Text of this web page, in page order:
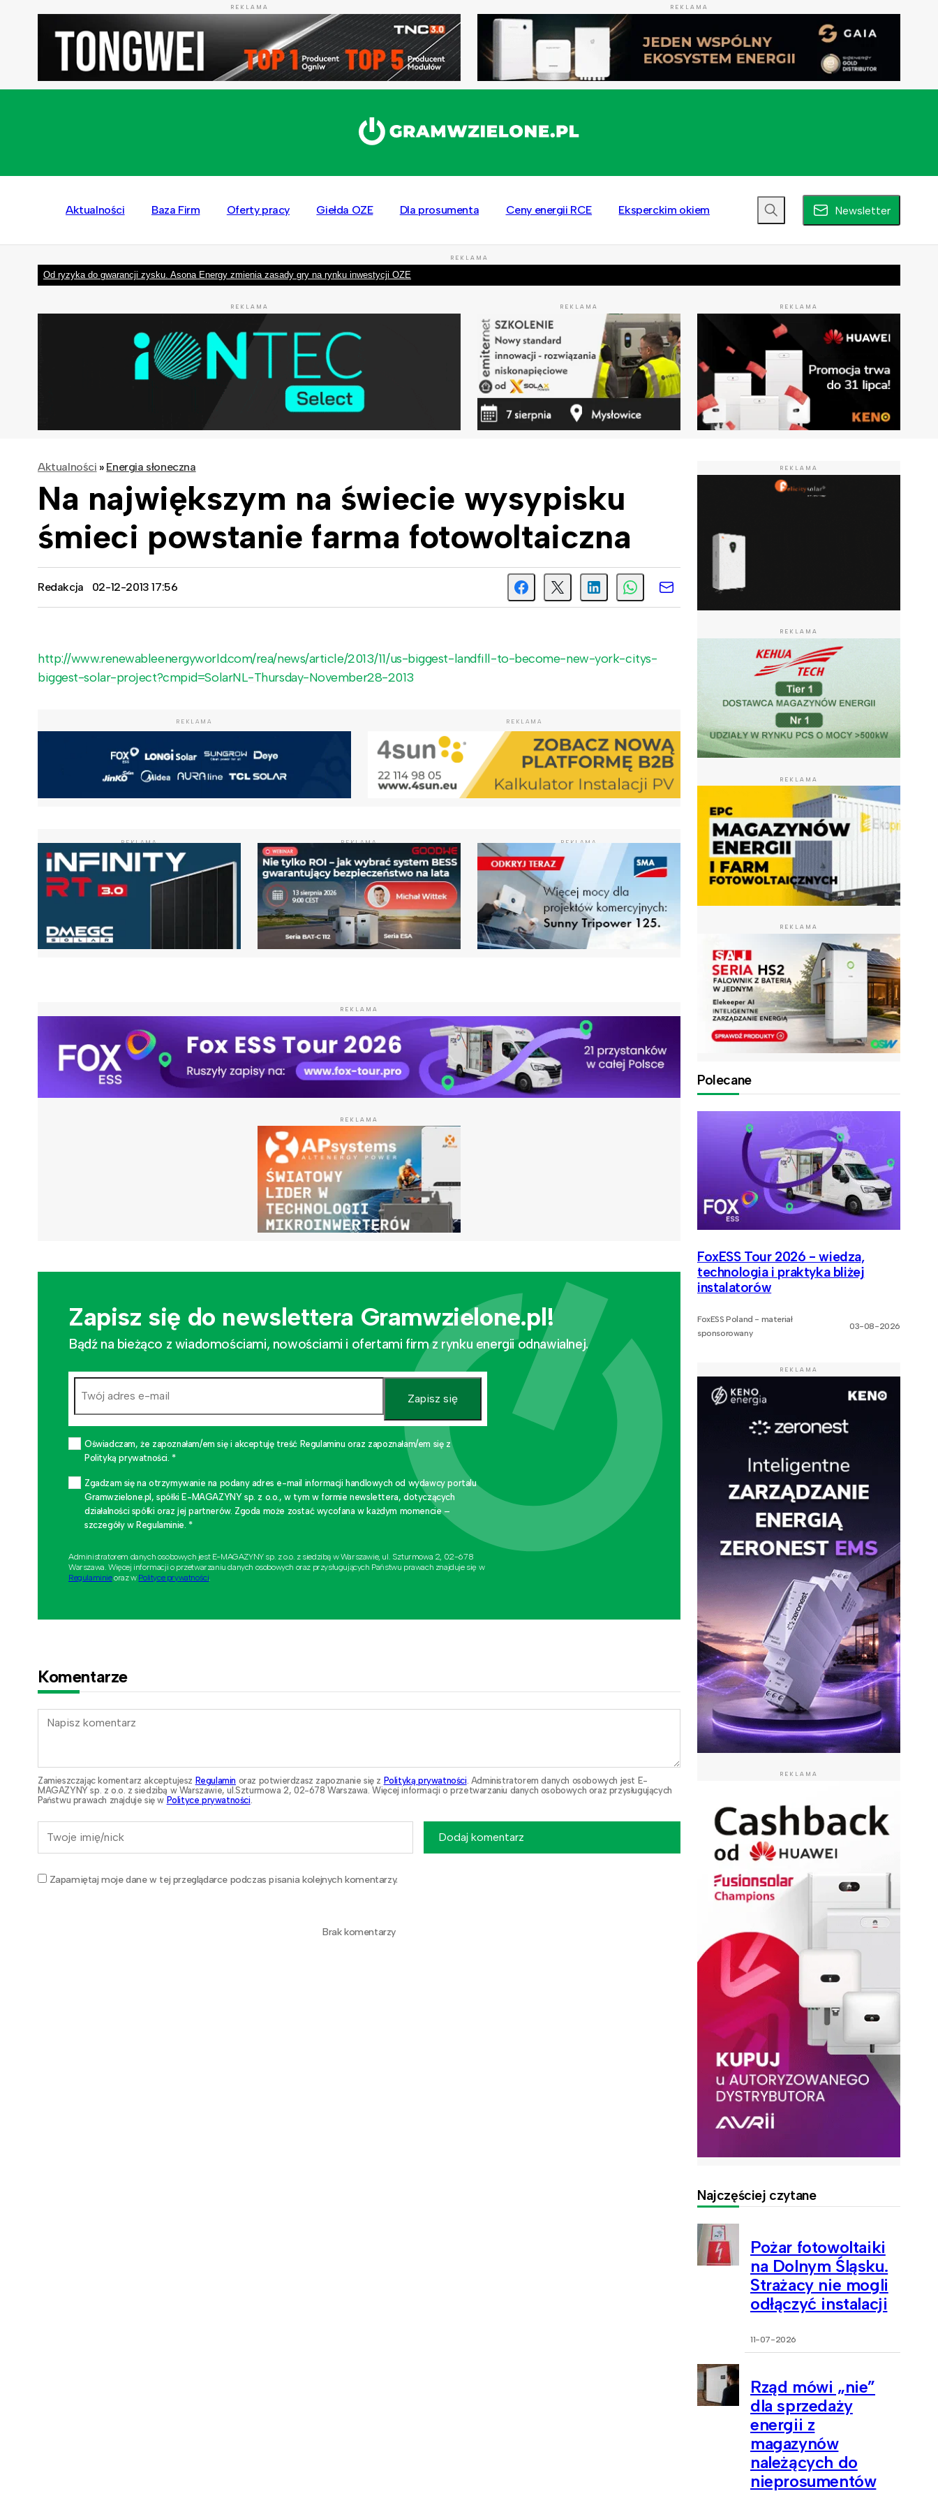
REKLAMA REKLAMA
Aktualności Baza Firm Oferty pracy Giełda OZE Dla prosumenta Ceny energii RCE Eksperckim okiem Newsletter
REKLAMA
Od ryzyka do gwarancji zysku. Asona Energy zmienia zasady gry na rynku inwestycji OZE
REKLAMA REKLAMA REKLAMA
Aktualności » Energia słoneczna
Na największym na świecie wysypisku
śmieci powstanie farma fotowoltaiczna
Redakcja 02-12-2013 17:56
http://www.renewableenergyworld.com/rea/news/article/2013/11/us-biggest-landfill-to-become-new-york-citys-
biggest-solar-project?cmpid=SolarNL-Thursday-November28-2013
REKLAMA REKLAMA
REKLAMA REKLAMA REKLAMA
REKLAMA
REKLAMA
Zapisz się do newslettera Gramwzielone.pl!
Bądź na bieżąco z wiadomościami, nowościami i ofertami firm z rynku energii odnawialnej.
Zapisz się
Oświadczam, że zapoznałam/em się i akceptuję treść Regulaminu oraz zapoznałam/em się z
Polityką prywatności. *
Zgadzam się na otrzymywanie na podany adres e-mail informacji handlowych od wydawcy portalu
Gramwzielone.pl, spółki E-MAGAZYNY sp. z o.o., w tym w formie newslettera, dotyczących
działalności spółki oraz jej partnerów. Zgoda może zostać wycofana w każdym momencie –
szczegóły w Regulaminie. *
Administratorem danych osobowych jest E-MAGAZYNY sp. z o.o. z siedzibą w Warszawie, ul. Szturmowa 2, 02-678
Warszawa. Więcej informacji o przetwarzaniu danych osobowych oraz przysługujących Państwu prawach znajduje się w
Regulaminieoraz w Polityce prywatności
Komentarze
Zamieszczając komentarz akceptujesz Regulamin oraz potwierdzasz zapoznanie się z Polityką prywatności . Administratorem danych osobowych jest E-
MAGAZYNY sp. z o.o. z siedzibą w Warszawie, ul.Szturmowa 2, 02-678 Warszawa. Więcej informacji o przetwarzaniu danych osobowych oraz przysługujących
Państwu prawach znajduje się w Polityce prywatności
Zapamiętaj moje dane w tej przeglądarce podczas pisania kolejnych komentarzy.
Dodaj komentarz
Brak komentarzy
REKLAMA
REKLAMA
REKLAMA
REKLAMA
Polecane
FoxESS Tour 2026 - wiedza,
technologia i praktyka bliżej
instalatorów
FoxESS Poland - materiał
sponsorowany
03-08-2026
REKLAMA
REKLAMA
Najczęściej czytane
Pożar fotowoltaiki
na Dolnym Śląsku.
Strażacy nie mogli
odłączyć instalacji
11-07-2026
Rząd mówi „nie”
dla sprzedaży
energii z
magazynów
należących do
nieprosumentów